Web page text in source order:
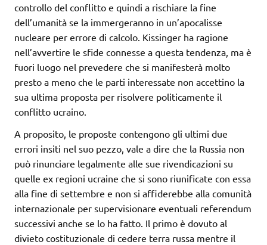
controllo del conflitto e quindi a rischiare la fine
dell’umanità se la immergeranno in un’apocalisse
nucleare per errore di calcolo. Kissinger ha ragione
nell’avvertire le sfide connesse a questa tendenza, ma è
fuori luogo nel prevedere che si manifesterà molto
presto a meno che le parti interessate non accettino la
sua ultima proposta per risolvere politicamente il
conflitto ucraino.
A proposito, le proposte contengono gli ultimi due
errori insiti nel suo pezzo, vale a dire che la Russia non
può rinunciare legalmente alle sue rivendicazioni su
quelle ex regioni ucraine che si sono riunificate con essa
alla fine di settembre e non si affiderebbe alla comunità
internazionale per supervisionare eventuali referendum
successivi anche se lo ha fatto. Il primo è dovuto al
divieto costituzionale di cedere terra russa mentre il